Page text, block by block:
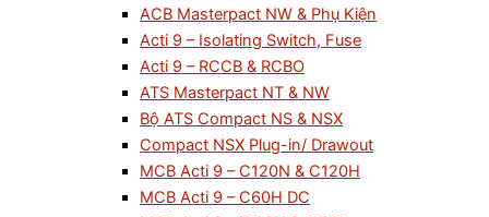
ACB Masterpact NW & Phụ Kiện
Acti 9 – Isolating Switch, Fuse
Acti 9 – RCCB & RCBO
ATS Masterpact NT & NW
Bộ ATS Compact NS & NSX
Compact NSX Plug-in/ Drawout
MCB Acti 9 – C120N & C120H
MCB Acti 9 – C60H DC